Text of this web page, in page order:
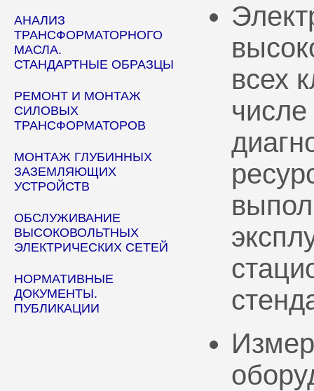
АНАЛИЗ
ТРАНСФОРМАТОРНОГО
МАСЛА.
СТАНДАРТНЫЕ ОБРАЗЦЫ
РЕМОНТ И МОНТАЖ
СИЛОВЫХ
ТРАНСФОРМАТОРОВ
МОНТАЖ ГЛУБИННЫХ
ЗАЗЕМЛЯЮЩИХ
УСТРОЙСТВ
ОБСЛУЖИВАНИЕ
ВЫСОКОВОЛЬТНЫХ
ЭЛЕКТРИЧЕСКИХ СЕТЕЙ
НОРМАТИВНЫЕ
ДОКУМЕНТЫ.
ПУБЛИКАЦИИ
всех